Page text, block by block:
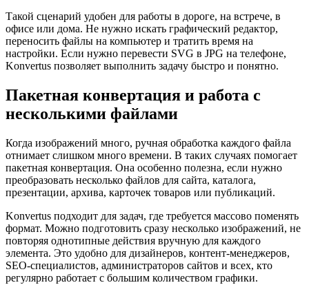
Такой сценарий удобен для работы в дороге, на встрече, в
офисе или дома. Не нужно искать графический редактор,
переносить файлы на компьютер и тратить время на
настройки. Если нужно перевести SVG в JPG на телефоне,
Konvertus позволяет выполнить задачу быстро и понятно.
Пакетная конвертация и работа с
несколькими файлами
Когда изображений много, ручная обработка каждого файла
отнимает слишком много времени. В таких случаях помогает
пакетная конвертация. Она особенно полезна, если нужно
преобразовать несколько файлов для сайта, каталога,
презентации, архива, карточек товаров или публикаций.
Konvertus подходит для задач, где требуется массово поменять
формат. Можно подготовить сразу несколько изображений, не
повторяя однотипные действия вручную для каждого
элемента. Это удобно для дизайнеров, контент-менеджеров,
SEO-специалистов, администраторов сайтов и всех, кто
регулярно работает с большим количеством графики.